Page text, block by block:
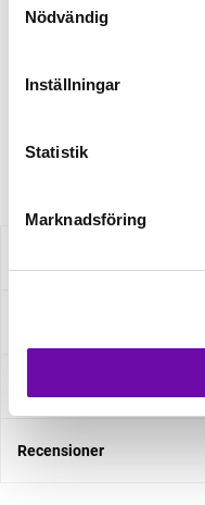
Nödvändig
Inställningar
Statistik
Marknadsföring
Minsta beställning: 0.5 m
Artikelnr: RS0196-520
Recensioner